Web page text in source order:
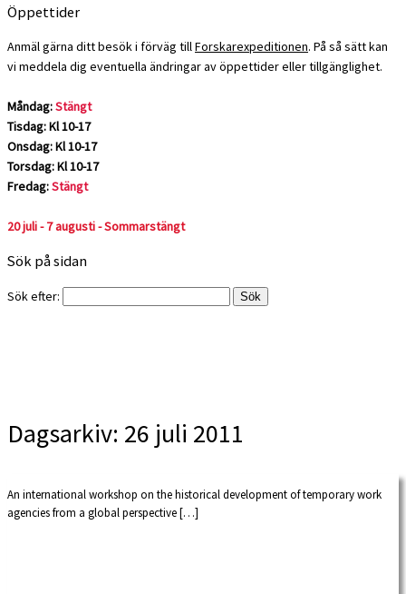
Öppettider
Anmäl gärna ditt besök i förväg tillForskarexpeditionen. På så sätt kan
vi meddela dig eventuella ändringar av öppettider eller tillgänglighet.
Måndag:Stängt
Tisdag: Kl 10-17
Onsdag: Kl 10-17
Torsdag: Kl 10-17
Fredag:Stängt
20 juli - 7 augusti - Sommarstängt
Sök på sidan
Sök efter:
Dagsarkiv: 26 juli 2011
An international workshop on the historical development of temporary work
agencies from a global perspective […]